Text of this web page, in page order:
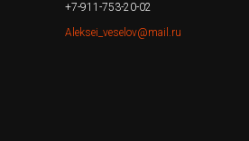
+7-911-753-20-02
Aleksei_veselov@mail.ru